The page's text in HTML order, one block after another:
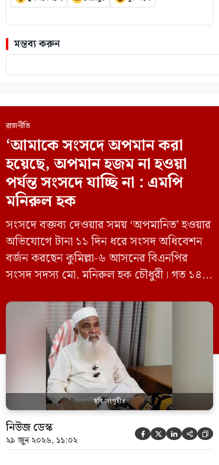
মন্তব্য করুন
রাজনীতি
‘আমাকে সংসদে অপমান করা
হয়েছে, অপমান হজম না হওয়া
পর্যন্ত সংসদে যাচ্ছি না : এমপি
মনিরুল হক
সংসদে বক্তব্য দেওয়ার সময় ‘অপমানিত’ হওয়ার
অভিযোগে টানা ১১ দিন ধরে সংসদ অধিবেশন
বর্জন করছেন কুমিল্লা-৬ আসনের বিএনপির
সংসদ সদস্য মো. মনিরুল হক চৌধুরী। গত ১৪
রুলিং ও সিদ্ধান্তের প্রতিবাদে ১৫ থেকে ২৫ জুন
পর্যন্ত তিনি সংসদে যাননি। মনিরুল হক চৌধুরী
বলেন, ‘আমাকে সংসদে অপমান করা হয়েছে।
স্পিকার ফোন […]
ছবি সংগৃহীত
নিউজ ডেস্ক
২৯ জুন ২০২৬, ১১:০২     